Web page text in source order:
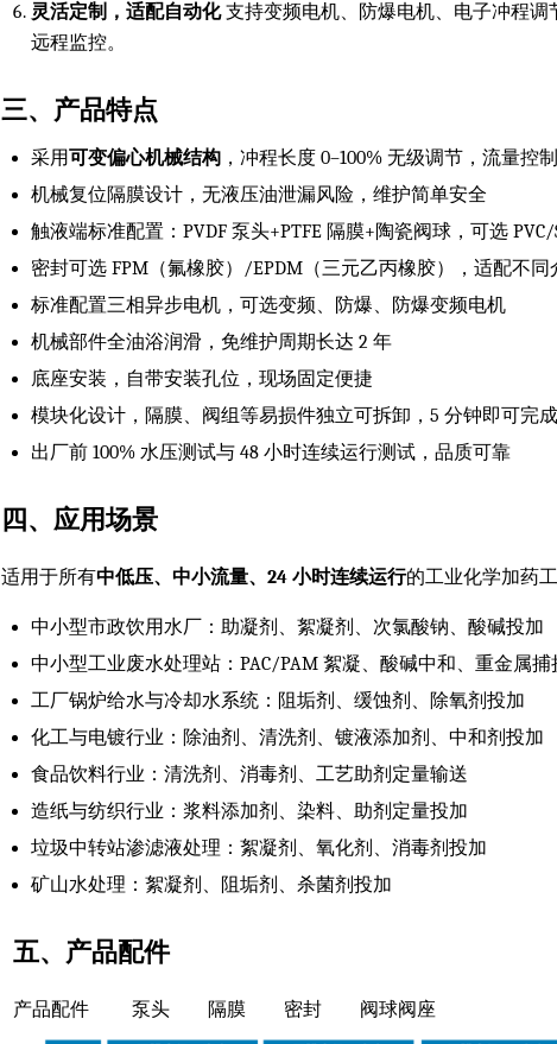
灵活定制，适配自动化支持变频电机、防爆电机、电子冲程调
远程监控。
三、产品特点
采用可变偏心机械结构 ，冲程长度 0–100% 无级调节，流量控
机械复位隔膜设计，无液压油泄漏风险，维护简单安全
触液端标准配置：PVDF 泵头+PTFE 隔膜+陶瓷阀球，可选 PVC/
密封可选 FPM（氟橡胶）/EPDM（三元乙丙橡胶），适配不同
标准配置三相异步电机，可选变频、防爆、防爆变频电机
机械部件全油浴润滑，免维护周期长达 2 年
底座安装，自带安装孔位，现场固定便捷
模块化设计，隔膜、阀组等易损件独立可拆卸，5 分钟即可完
出厂前 100% 水压测试与 48 小时连续运行测试，品质可靠
四、应用场景
适用于所有中低压、中小流量、24 小时连续运行的工业化学加药工
中小型市政饮用水厂：助凝剂、絮凝剂、次氯酸钠、酸碱投加
中小型工业废水处理站：PAC/PAM 絮凝、酸碱中和、重金属捕
工厂锅炉给水与冷却水系统：阻垢剂、缓蚀剂、除氧剂投加
化工与电镀行业：除油剂、清洗剂、镀液添加剂、中和剂投加
食品饮料行业：清洗剂、消毒剂、工艺助剂定量输送
造纸与纺织行业：浆料添加剂、染料、助剂定量投加
垃圾中转站渗滤液处理：絮凝剂、氧化剂、消毒剂投加
矿山水处理：絮凝剂、阻垢剂、杀菌剂投加
五、产品配件
产品配件 泵头 隔膜 密封 阀球阀座